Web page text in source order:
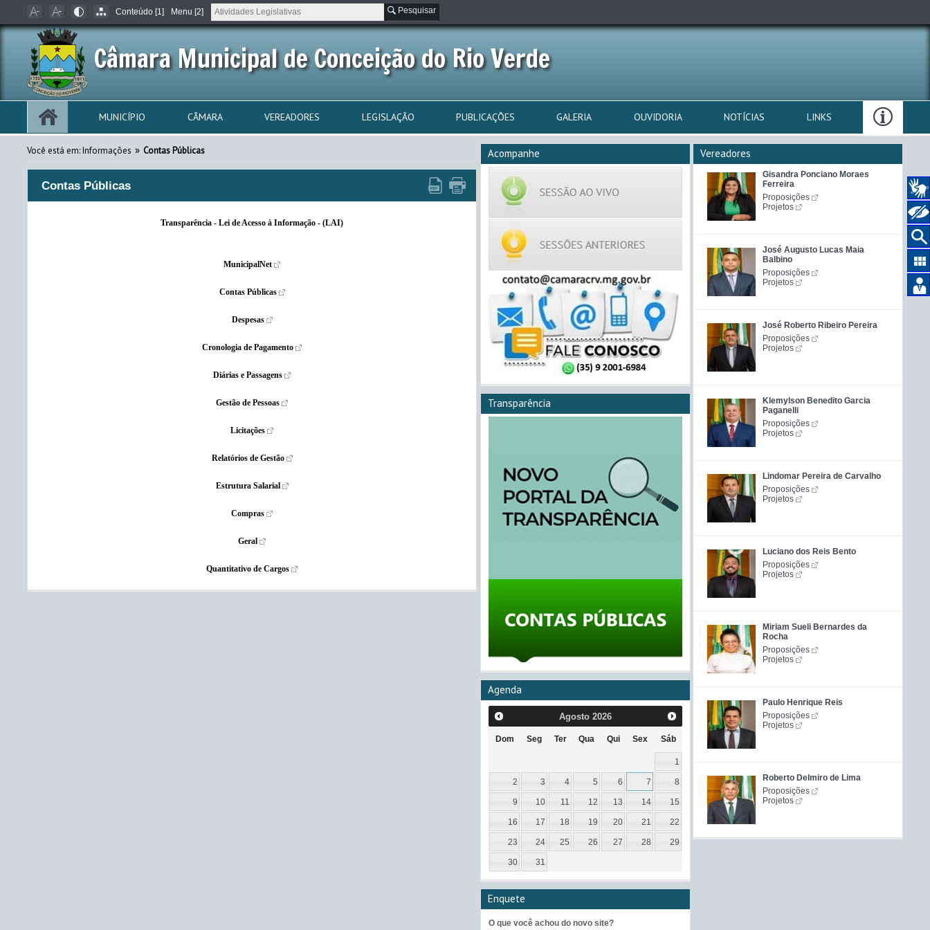
Conteúdo [1] Menu [2] Pesquisar
Câmara Municipal de Conceição do Rio Verde
MUNICÍPIO CÂMARA VEREADORES LEGISLAÇÃO PUBLICAÇÕES GALERIA OUVIDORIA NOTÍCIAS LINKS
Você está em: Informações » Contas Públicas
Contas Públicas
Transparência - Lei de Acesso à Informação - (LAI)
MunicipalNet
Contas Públicas
Despesas
Cronologia de Pagamento
Diárias e Passagens
Gestão de Pessoas
Licitações
Relatórios de Gestão
Estrutura Salarial
Compras
Geral
Quantitativo de Cargos
Vereadores
Gisandra Ponciano Moraes
Ferreira
Proposições
Projetos
José Augusto Lucas Maia
Balbino
Proposições
Projetos
José Roberto Ribeiro Pereira
Proposições
Projetos
Klemylson Benedito Garcia
Paganelli
Proposições
Projetos
Lindomar Pereira de Carvalho
Proposições
Projetos
Luciano dos Reis Bento
Proposições
Projetos
Miriam Sueli Bernardes da
Rocha
Proposições
Projetos
Paulo Henrique Reis
Proposições
Projetos
Roberto Delmiro de Lima
Proposições
Projetos
Acompanhe
Transparência
Agenda
Agosto 2026
Dom Seg Ter Qua Qui Sex Sáb
1
2 3 4 5 6 7 8
9 10 11 12 13 14 15
16 17 18 19 20 21 22
23 24 25 26 27 28 29
30 31
Enquete
O que você achou do novo site?